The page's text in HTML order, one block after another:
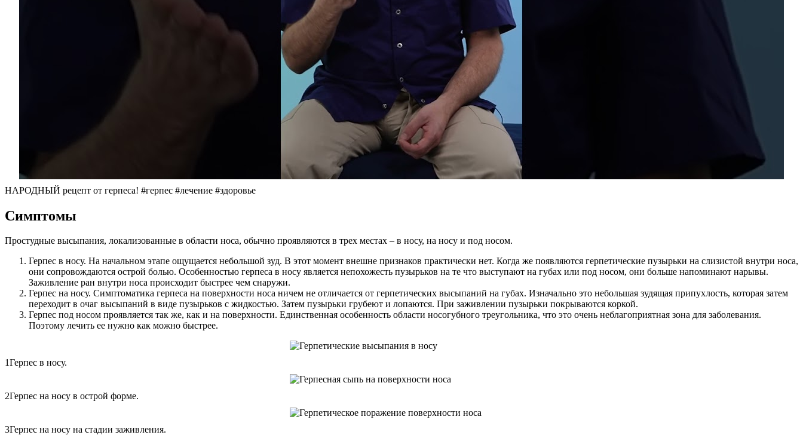
НАРОДНЫЙ рецепт от герпеса! #герпес #лечение #здоровье
Симптомы
Простудные высыпания, локализованные в области носа, обычно проявляются в трех местах – в носу, на носу и под носом.
Герпес в носу. На начальном этапе ощущается небольшой зуд. В этот момент внешне признаков практически нет. Когда же появляются герпетические пузырьки на слизистой внутри носа,
они сопровождаются острой болью. Особенностью герпеса в носу является непохожесть пузырьков на те что выступают на губах или под носом, они больше напоминают нарывы.
Заживление ран внутри носа происходит быстрее чем снаружи.
Герпес на носу. Симптоматика герпеса на поверхности носа ничем не отличается от герпетических высыпаний на губах. Изначально это небольшая зудящая припухлость, которая затем
переходит в очаг высыпаний в виде пузырьков с жидкостью. Затем пузырьки грубеют и лопаются. При заживлении пузырьки покрываются коркой.
Герпес под носом проявляется так же, как и на поверхности. Единственная особенность области носогубного треугольника, что это очень неблагоприятная зона для заболевания.
Поэтому лечить ее нужно как можно быстрее.
1Герпес в носу.
2Герпес на носу в острой форме.
3Герпес на носу на стадии заживления.